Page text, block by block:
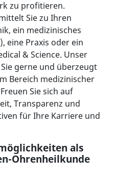
zu profitieren.
Sie zu Ihren
ein medizinisches
eine Praxis oder ein
& Science. Unser
gerne und überzeugt
Bereich medizinischer
Sie sich auf
Transparenz und
für Ihre Karriere und
als
Ohrenheilkunde